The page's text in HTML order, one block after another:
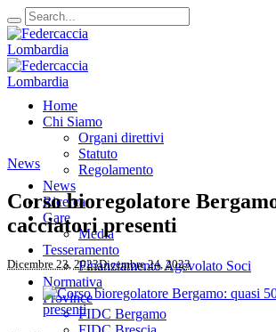
Home
Chi Siamo
Organi direttivi
Statuto
Regolamento
News
Ricerca
Gare
Media
Tesseramento
Finanziamento Agevolato Soci
Normativa
Province
FIDC Bergamo
News
Corso bioregolatore
cacciatori presenti
Dicembre 23, 2023Dicembre 24, 2023